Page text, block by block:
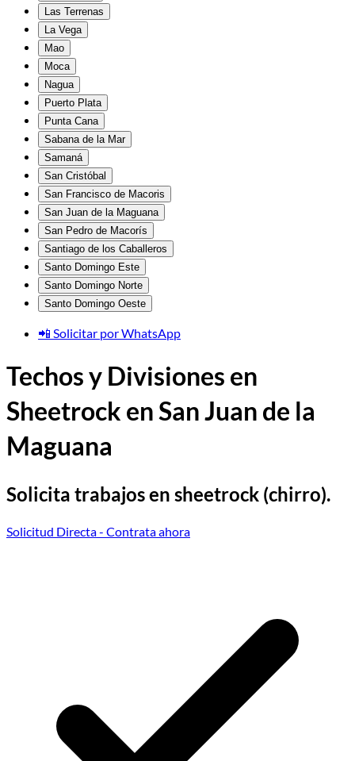
Las Terrenas
La Vega
Mao
Moca
Nagua
Puerto Plata
Punta Cana
Sabana de la Mar
Samaná
San Cristóbal
San Francisco de Macoris
San Juan de la Maguana
San Pedro de Macorís
Santiago de los Caballeros
Santo Domingo Este
Santo Domingo Norte
Santo Domingo Oeste
📲 Solicitar por WhatsApp
Techos y Divisiones en
Sheetrock en San Juan de la
Maguana
Solicita trabajos en sheetrock (chirro).
Solicitud Directa- Contrata ahora